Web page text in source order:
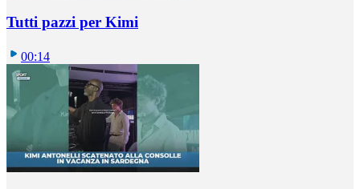
Tutti pazzi per Kimi
00:14